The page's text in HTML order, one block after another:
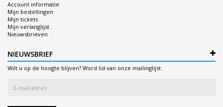
Account informatie
Mijn bestellingen
Mijn tickets
Mijn verlanglijst
Nieuwsbrieven
NIEUWSBRIEF
Wilt u op de hoogte blijven? Word lid van onze mailinglijst: